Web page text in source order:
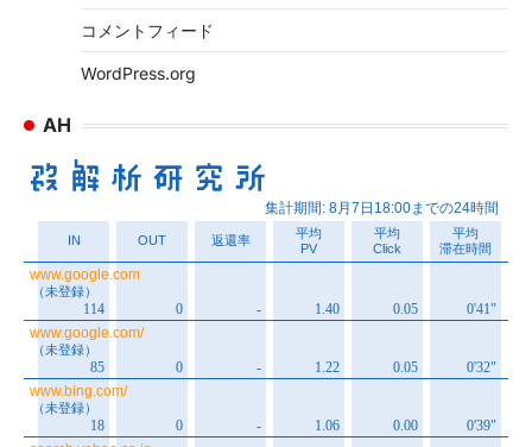
コメントフィード
WordPress.org
AH